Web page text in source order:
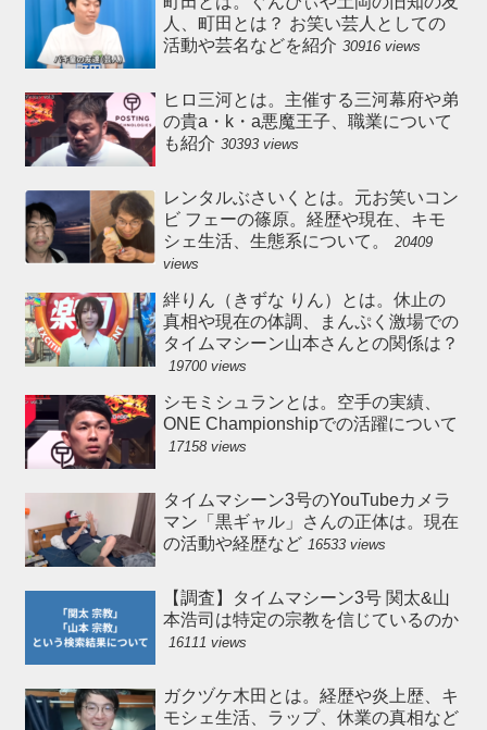
人、町田とは？ お笑い芸人としての
活動や芸名などを紹介 30916 views
ヒロ三河とは。主催する三河幕府や弟
の貴a・k・a悪魔王子、職業について
も紹介 30393 views
レンタルぶさいくとは。元お笑いコン
ビ フェーの篠原。経歴や現在、キモ
シェ生活、生態系について。
20409
views
絆りん（きずな りん）とは。休止の
真相や現在の体調、まんぷく激場での
タイムマシーン山本さんとの関係は？
19700 views
シモミシュランとは。空手の実績、
ONE Championshipでの活躍について
17158 views
タイムマシーン3号のYouTubeカメラ
マン「黒ギャル」さんの正体は。現在
の活動や経歴など 16533 views
【調査】タイムマシーン3号 関太&山
本浩司は特定の宗教を信じているのか
16111 views
ガクヅケ木田とは。経歴や炎上歴、キ
モシェ生活、ラップ、休業の真相など